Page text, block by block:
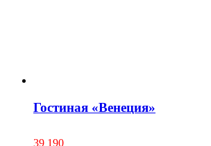
Гостиная «Венеция»
39 190